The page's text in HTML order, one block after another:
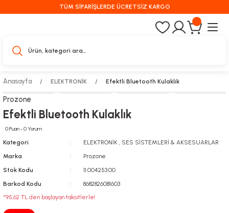
TÜM SİPARİŞLERDE ÜCRETSİZ KARGO
Anasayfa ELEKTRONİK Efektli Bluetooth Kulaklık
Prozone
Efektli Bluetooth Kulaklık
0 Puan - 0 Yorum
Kategori ELEKTRONİK , SES SİSTEMLERİ & AKSESUARLAR
Marka
Prozone
Stok Kodu
11.004253.00
Barkod Kodu
8682826081603
*95,62 TL den başlayan taksitlerle!